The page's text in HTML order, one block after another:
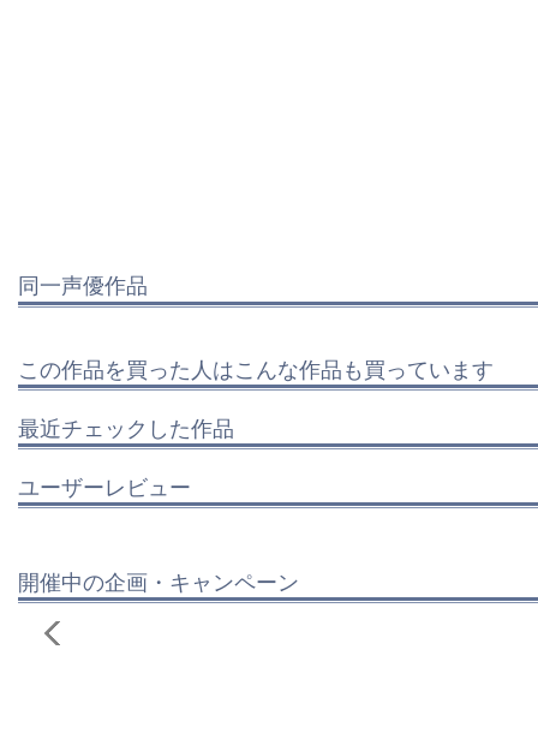
同一声優作品
この作品を買った人はこんな作品も買っています
最近チェックした作品
ユーザーレビュー
開催中の企画・キャンペーン